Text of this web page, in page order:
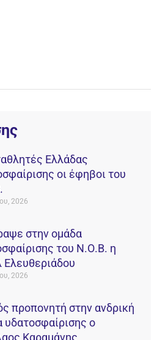
Ελλάδας
οι έφηβοι του
2026
στην ομάδα
του Ν.Ο.Β. η
Ελευθεριάδου
2026
προπονητή στην ανδρική
υδατοσφαίρισης ο
Καραμάνης